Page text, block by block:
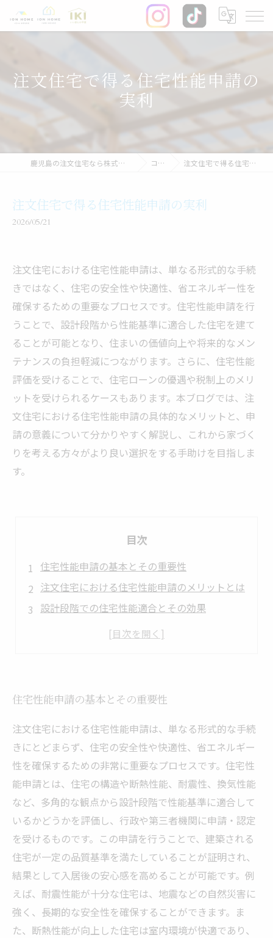
注文住宅で得る住宅性能申請の
実利
鹿児島の注文住宅なら株式会社イオン・ホーム コラム 注文住宅で得る住宅性能申請の実利
注文住宅で得る住宅性能申請の実利
2026/05/21
注文住宅における住宅性能申請は、単なる形式的な手続
きではなく、住宅の安全性や快適性、省エネルギー性を
確保するための重要なプロセスです。住宅性能申請を行
うことで、設計段階から性能基準に適合した住宅を建て
ることが可能となり、住まいの価値向上や将来的なメン
テナンスの負担軽減につながります。さらに、住宅性能
評価を受けることで、住宅ローンの優遇や税制上のメリ
ットを受けられるケースもあります。本ブログでは、注
文住宅における住宅性能申請の具体的なメリットと、申
請の意義について分かりやすく解説し、これから家づく
りを考える方々がより良い選択をする手助けを目指しま
す。
目次
住宅性能申請の基本とその重要性
注文住宅における住宅性能申請のメリットとは
設計段階での住宅性能適合とその効果
住宅性能申請を経て得られる信頼と安心
住宅性能申請の基本とその重要性
注文住宅における住宅性能申請は、単なる形式的な手続
きにとどまらず、住宅の安全性や快適性、省エネルギー
性を確保するための非常に重要なプロセスです。住宅性
能申請とは、住宅の構造や断熱性能、耐震性、換気性能
など、多角的な観点から設計段階で性能基準に適合して
いるかどうかを評価し、行政や第三者機関に申請・認定
を受けるものです。この申請を行うことで、建築される
住宅が一定の品質基準を満たしていることが証明され、
結果として入居後の安心感を高めることが可能です。例
えば、耐震性能が十分な住宅は、地震などの自然災害に
強く、長期的な安全性を確保することができます。ま
た、断熱性能が向上した住宅は室内環境が快適であり、